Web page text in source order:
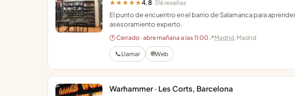
★★★★★ 4.8· 316 reseñas
El punto de encuentro en el barrio de Salamanca para
asesoramiento experto.
🕐 Cerrado · abre mañana a las 11:00 📍Madrid, Madrid
📞Llamar 🌐Web
Warhammer · Les Corts, Barcelona